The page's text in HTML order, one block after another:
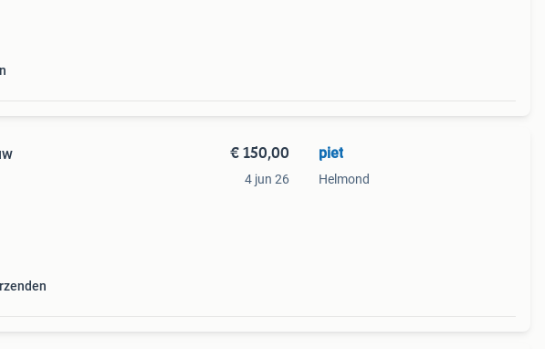
€ 150,00
4 jun 26
piet
Helmond